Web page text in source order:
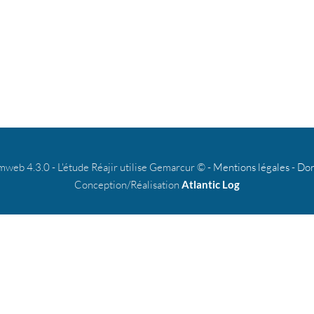
4.3.0 - L'étude Réajir utilise Gemarcur © - Mentions légales-
Conception/Réalisation Atlantic Log